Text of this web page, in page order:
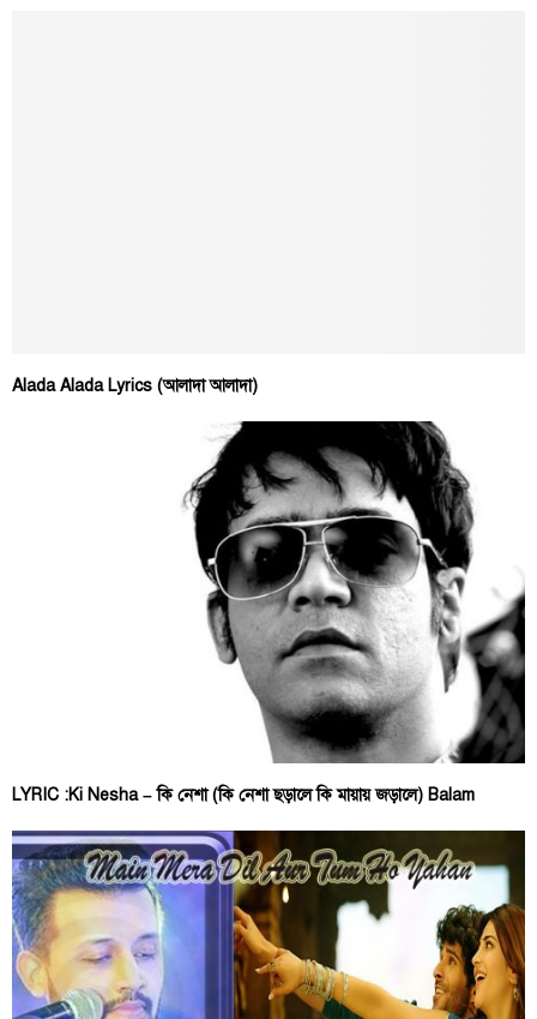
Alada Alada Lyrics (আলাদা আলাদা)
LYRIC :Ki Nesha – কি নেশা (কি নেশা ছড়ালে কি মায়ায় জড়ালে) Balam